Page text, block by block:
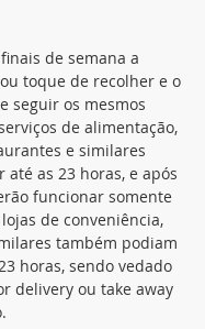
de semana a
toque de recolher e o
seguir os mesmos
de alimentação,
e similares
as 23 horas, e após
funcionar somente
lojas de conveniência,
também podiam
horas, sendo vedado
delivery ou take away